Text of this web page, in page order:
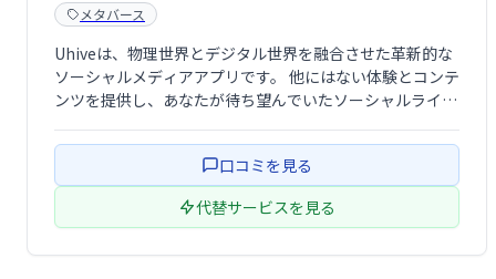
メタバース
Uhiveは、物理世界とデジタル世界を融合させた革新的な
ソーシャルメディアアプリです。 他にはない体験とコンテ
ンツを提供し、あなたが待ち望んでいたソーシャルライフ
ンターテイメントを発見しましょう！
口コミを見る
代替サービスを見る